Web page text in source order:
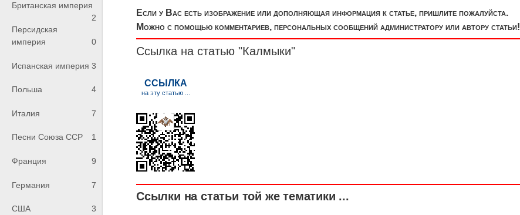
Британская империя
2
Персидская
империя
0
Испанская империя 3
Польша 4
Италия 7
Песни Союза ССР 1
Франция 9
Германия 7
США 3
Если у Вас есть изображение или дополняющая информация к статье, пришлите пожалуйста.
Можно с помощью комментариев, персональных сообщений администратору или автору статьи!
Ссылка на статью "Калмыки"
Ссылки на статьи той же тематики ...